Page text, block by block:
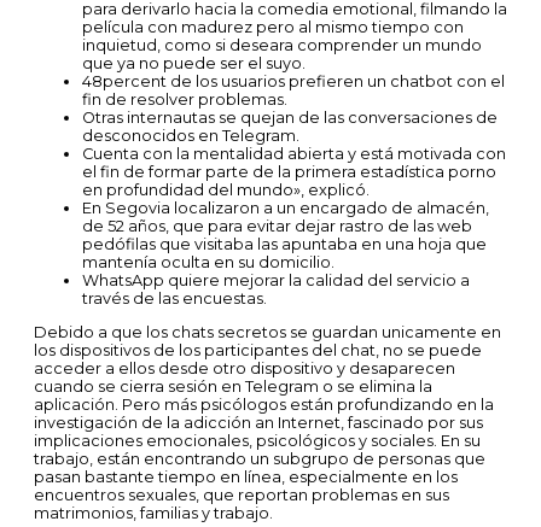
para derivarlo hacia la comedia emotional, filmando la
película con madurez pero al mismo tiempo con
inquietud, como si deseara comprender un mundo
que ya no puede ser el suyo.
48percent de los usuarios prefieren un chatbot con el
fin de resolver problemas.
Otras internautas se quejan de las conversaciones de
desconocidos en Telegram.
Cuenta con la mentalidad abierta y está motivada con
el fin de formar parte de la primera estadística porno
en profundidad del mundo», explicó.
En Segovia localizaron a un encargado de almacén,
de 52 años, que para evitar dejar rastro de las web
pedófilas que visitaba las apuntaba en una hoja que
mantenía oculta en su domicilio.
WhatsApp quiere mejorar la calidad del servicio a
través de las encuestas.
Debido a que los chats secretos se guardan unicamente en
los dispositivos de los participantes del chat, no se puede
acceder a ellos desde otro dispositivo y desaparecen
cuando se cierra sesión en Telegram o se elimina la
aplicación. Pero más psicólogos están profundizando en la
investigación de la adicción an Internet, fascinado por sus
implicaciones emocionales, psicológicos y sociales. En su
trabajo, están encontrando un subgrupo de personas que
pasan bastante tiempo en línea, especialmente en los
encuentros sexuales, que reportan problemas en sus
matrimonios, familias y trabajo.